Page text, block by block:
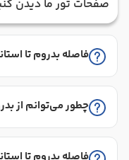
صفحات تور ما دیدن
فاصله بدروم تا
چطور می‌توانم از